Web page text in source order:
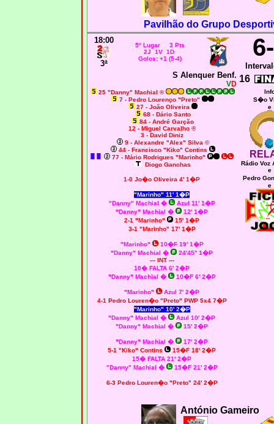
Pavilhão do Grupo
18:00
3ª
5º Lugar 3 Pts
2J 1V 1D
Golos: +1 (5-4)
S Alenquer Benf.
VD 16
25 "Danny" Machial ®
7 - Pedro Lourenço "Preto"
27 - João Oliveira
68 - Dário Santo
84 - André Garção
12 - Miguel Carvalho ®
3 - David Diniz
9 - Alexandre "Alex" Silva ©
44 - Francisco "Kiko" Contins
77 - Mário Rodrigues "Marinho"
Diogo Ganchas
1-0 Jo�o Oliveira 4' 1�P
"Marinho" 11' 1�P
"Danny" Machial �
Azul 11' 1�P
"Danny" Machial �
12' 1�P
2-1 "Marinho"
15' 1�P
3-1 "Marinho" 17' 1�P
"Marinho"
10�F 19' 1�P
"Danny" Machial �
24'45'' 1�P
--- INT ---
10� FALTA 6' 2�P
"Danny" Machial �
10�F 6' 2�P
"Marinho"
Azul 7' 2�P
4-1 Pedro Louren�o "Preto" PWP 5x4 7�P
"Marinho" 10' 2�P
"Danny" Machial �
Azul 10' 2�P
"Danny" Machial � 15' 2�P
"Danny" Machial �
17' 2�P
5-1 "Kiko" Contins
15�F 18' 2�P
15� FALTA 21' 2�P
"Danny" Machial �
15�F 21' 2�P
6-3 Pedro Louren�o "Preto" 24' 2�P
S�o
e
Rádio Voz
e
Pedro
e
António Gameiro